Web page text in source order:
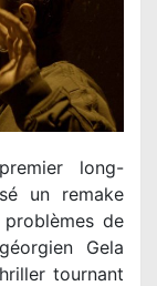
long-
un remake
de
Gela
tournant